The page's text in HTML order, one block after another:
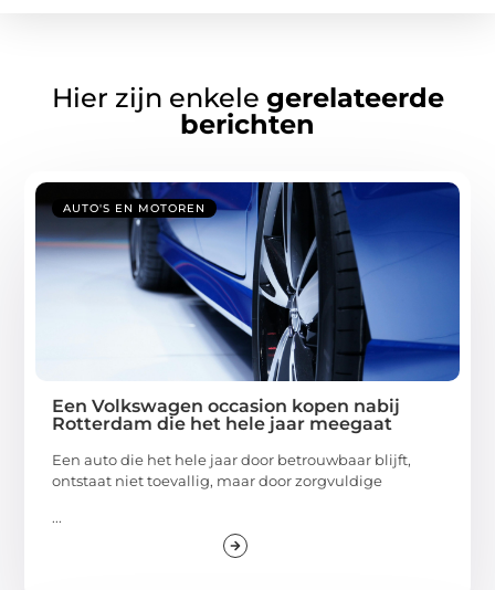
Hier zijn enkele gerelateerde
berichten
AUTO'S EN MOTOREN
Een Volkswagen occasion kopen nabij
Rotterdam die het hele jaar meegaat
Een auto die het hele jaar door betrouwbaar blijft,
ontstaat niet toevallig, maar door zorgvuldige
...